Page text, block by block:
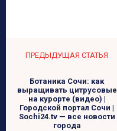
ПРЕДЫДУЩАЯ СТАТЬЯ
Ботаника Сочи: как
выращивать цитрусовые
на курорте (видео) |
Городской портал Сочи |
Sochi24.tv — все новости
города